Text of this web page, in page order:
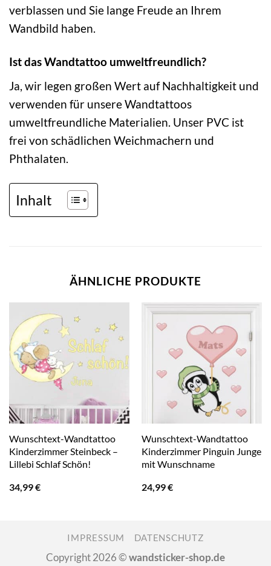
verblassen und Sie lange Freude an Ihrem
Wandbild haben.
Ist das Wandtattoo umweltfreundlich?
Ja, wir legen großen Wert auf Nachhaltigkeit und
verwenden für unsere Wandtattoos
umweltfreundliche Materialien. Unser PVC ist
frei von schädlichen Weichmachern und
Phthalaten.
Inhalt
ÄHNLICHE PRODUKTE
Wunschtext-Wandtattoo
Kinderzimmer Steinbeck –
Lillebi Schlaf Schön!
34,99€
Wunschtext-Wandtattoo
Kinderzimmer Pinguin Junge
mit Wunschname
24,99€
IMPRESSUM DATENSCHUTZ
Copyright 2026 ©wandsticker-shop.de